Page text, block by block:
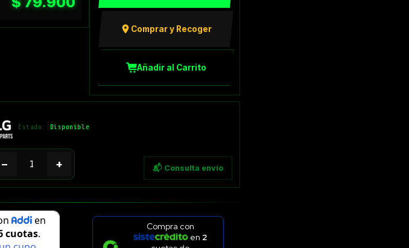
Comprar y Recoger
Añadir al Carrito
Estado: Disponible
− + 📬 Consulta envío
Compra con
en 2